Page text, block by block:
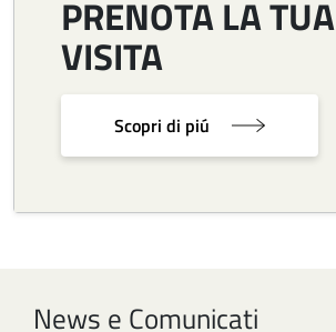
PRENOTA LA TUA
VISITA
Scopri di piú
News e Comunicati